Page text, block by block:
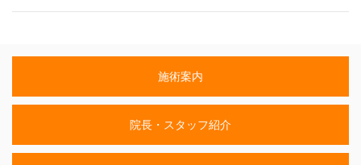
施術案内
院長・スタッフ紹介